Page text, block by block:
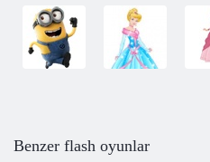
Benzer flash oyunlar